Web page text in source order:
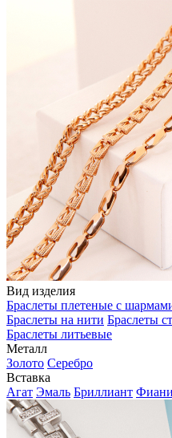
Вид изделия
Браслеты плетеные с
Браслеты на нити Браслеты
Браслеты литьевые
Металл
Золото Серебро
Вставка
Агат Эмаль Бриллиант